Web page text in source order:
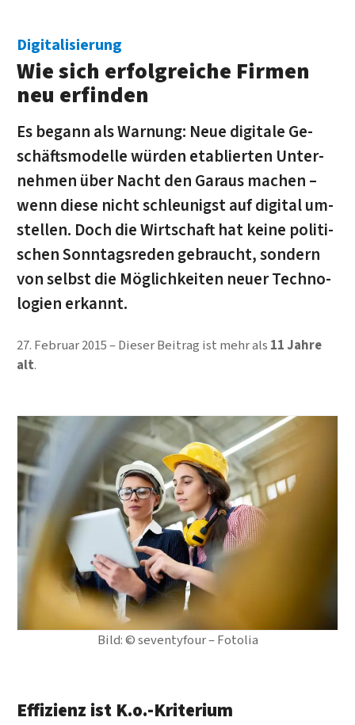
Digitalisierung
Wie sich erfolg­reiche Firmen
neu erfinden
Es begann als War­nung: Neue digitale Ge­
schäfts­modelle würden eta­blier­ten Un­ter­
neh­men über Nacht den Garaus machen –
wenn diese nicht schleu­nigst auf di­gi­tal um­
stellen. Doch die Wirt­schaft hat keine po­li­ti­
schen Sonn­tags­reden ge­braucht, son­dern
von selbst die Mög­lich­keiten neuer Tech­no­
lo­gien erkannt.
27. Februar 2015 Dieser Beitrag ist mehr als 11 Jahre
alt.
Bild: © seventyfour – Fotolia
Effizienz ist K.o.-Kriterium